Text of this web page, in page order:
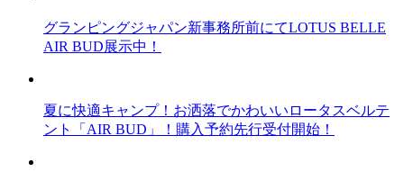
グランピングジャパン新事務所前にてLOTUS BELLE
AIR BUD展示中！
夏に快適キャンプ！お洒落でかわいいロータスベルテ
ント「AIR BUD」！購入予約先行受付開始！